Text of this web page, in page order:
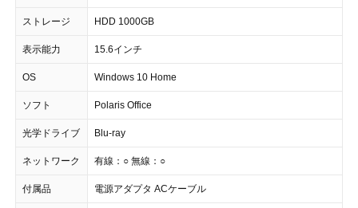
ストレージ HDD 1000GB
表示能力 15.6インチ
OS Windows 10 Home
ソフト Polaris Office
光学ドライブ Blu-ray
ネットワーク 有線：○ 無線：○
付属品 電源アダプタ ACケーブル